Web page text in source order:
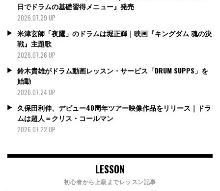
日でドラムの基礎習得メニュー』発売
2026.07.29 UP
米津玄師「夜鷹」のドラムは堀正輝｜映画『キングダム 魂の決
戦』主題歌
2026.07.26 UP
鈴木貴雄がドラム動画レッスン・サービス「DRUM SUPPS」を
始動
2026.07.24 UP
久保田利伸、デビュー40周年ツアー映像作品をリリース｜ドラ
ムは超人＝クリス・コールマン
2026.07.22 UP
LESSON
初心者から上級までレッスン記事